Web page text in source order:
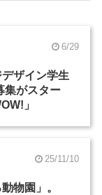
6/29
デザイン学生
集がスター
」
25/11/10
物園」。